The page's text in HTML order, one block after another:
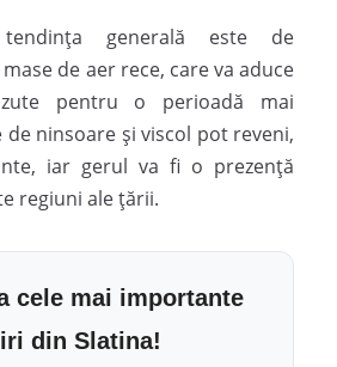
generală este de
de aer rece, care va aduce
pentru o perioadă mai
de ninsoare și viscol pot reveni,
iar gerul va fi o prezență
regiuni ale țării.
cele mai importante
din Slatina!